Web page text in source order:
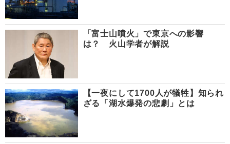
「富士山噴火」で東京への影響
は？ 火山学者が解説
【一夜にして1700人が犠牲】知られ
ざる「湖水爆発の悲劇」とは